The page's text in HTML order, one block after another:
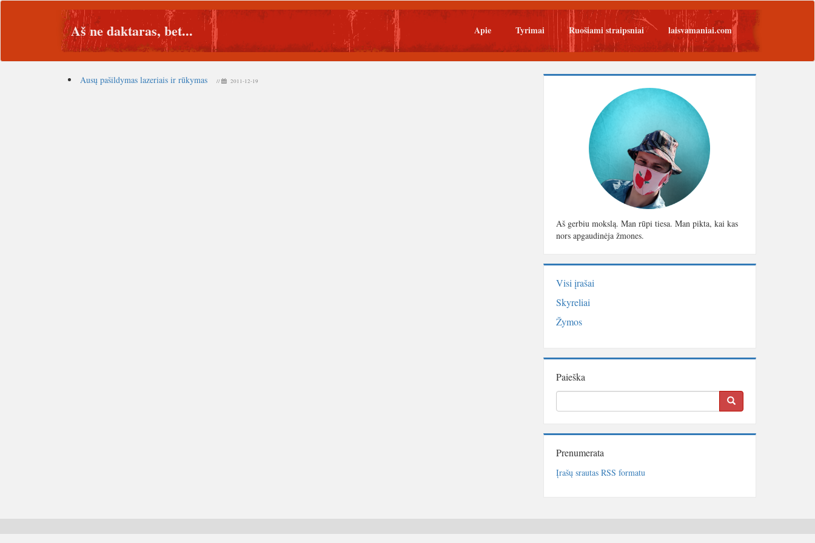
Aš ne daktaras, bet... Apie Tyrimai Ruošiami straipsniai laisvamaniai.com
Ausų pašildymas lazeriais ir rūkymas // 2011-12-19
Aš gerbiu mokslą. Man rūpi tiesa. Man pikta, kai kas
nors apgaudinėja žmones.
Visi įrašai
Skyreliai
Žymos
Paieška
Prenumerata
Įrašų srautas RSS formatu